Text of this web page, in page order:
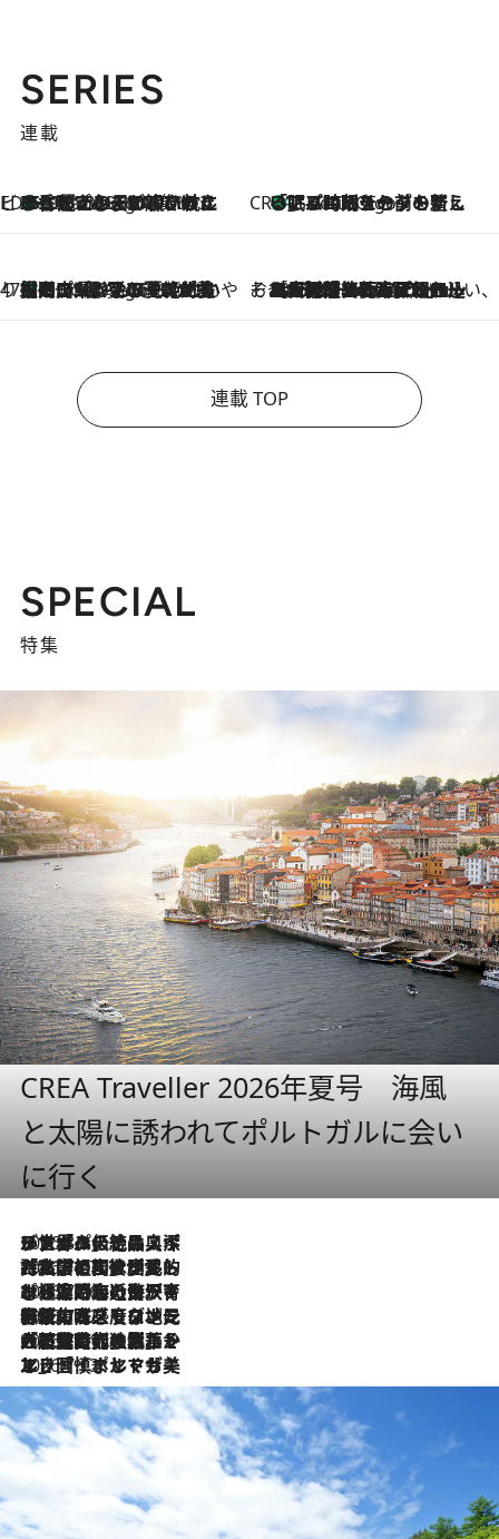
SERIES
連載
ビューティいいもの集め EDITORS' BEST
2 Hours Ago
35℃超えの日の夜、枕にひと吹き！ BAUMのルームスプレーが、ひのきの香りで心まで解きほぐす CREA'S CHOICE
2 Hours Ago
「眠る時刻をセットする」——眠りの前を整える、バルミューダの新しいアプローチ
47都道府県の手みやげ ひんやりスイーツで夏を満喫
2 Hours Ago
【岡山県】この夏絶対食べたい 冷やしておいしいおやつ3選 フルーツが主役のプリンやアイスが勢揃い そおだよおこの関西おいしい、おやつ紀行
2026.8.9
［大阪府箕面市］一皿一皿目の前で仕上げられる、料理を巧みに組み込んだアシェットデセールコース「ミチル アシェット デセール（Michiru assiette dessert）」
連載 TOP
SPECIAL
特集
CREA Traveller 2026年夏号 海風
と太陽に誘われてポルトガルに会い
に行く
2026.8.8
リスボンの絶品スイーツ「パステル・デ・ナタ」とは？ポルトガル伝統の奥深い世界へ
2026.7.27
「私の祖国はポルトガル語です」国民的詩人フェルナンド・ペソアと、彼が愛した文学の街を歩く
2026.7.26
ポルトガル近海が育む極上の海の幸。キリリと冷えた白ワインと愉しむ、シーフード専門店の贅沢
2026.7.22
伝統の味をモダンに昇華。高感度な地元客が集う、リスボンの最旬ガストロノミー
2026.7.21
大航海時代の栄華から、震災、独裁、そして革命へ。ポルトガル・首都リスボンの石畳に刻まれた「歴史の光と影」
2026.7.13
エッセイ・ヤマザキマリ「慎ましくも美しき国 ポルトガル」